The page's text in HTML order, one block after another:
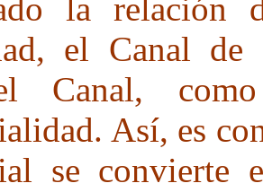
la relación
el Canal de
Canal,
Así, es
se convierte